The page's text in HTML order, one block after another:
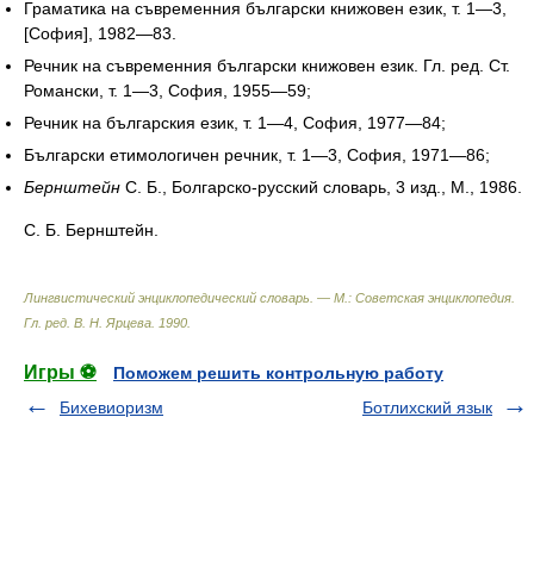
Граматика на съвременния български книжовен език, т. 1—3,
[София], 1982—83.
Речник на съвременния български книжовен език. Гл. ред. Ст.
Романски, т. 1—3, София, 1955—59;
Речник на българския език, т. 1—4, София, 1977—84;
Български етимологичен речник, т. 1—3, София, 1971—86;
Бернштейн С. Б., Болгарско-русский словарь, 3 изд., М., 1986.
С. Б. Бернштейн.
Лингвистический энциклопедический словарь. — М.: Советская энциклопедия
Гл. ред. В. Н. Ярцева 1990
Игры ⚽
Поможем решить контрольную работу
Бихевиоризм
Ботлихский язык